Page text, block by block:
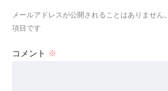
メールアドレスが公開されることはありません。
項目です
コメント ※